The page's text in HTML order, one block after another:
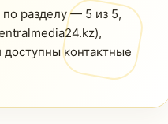
разделу — 5 из 5,
контактные